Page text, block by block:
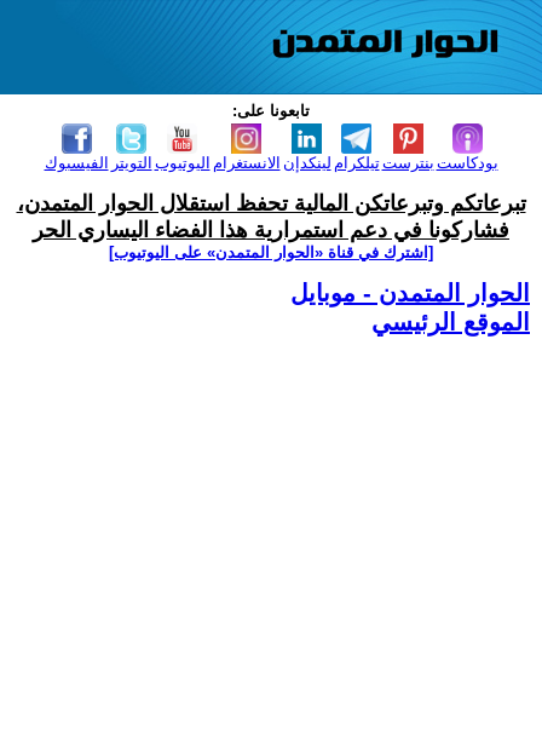
تابعونا على:
الفيسبوك التويتر اليوتيوب الانستغرام لينكدإن تيلكرامبنترست بودكاست
تبرعاتكم وتبرعاتكن المالية تحفظ استقلال الحوار المتمدن،
فشاركونا في دعم استمرارية هذا الفضاء اليساري الحر
[اشترك في قناة ‫«الحوار المتمدن» على اليوتيوب]
الحوار المتمدن - موبايل
الموقع الرئيسي